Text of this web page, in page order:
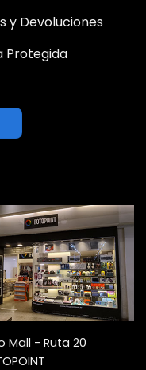
y Devoluciones
Protegida
Mall - Ruta 20